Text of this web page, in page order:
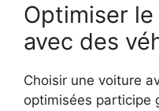
Optimiser
avec des
Choisir une voiture
optimisées participe